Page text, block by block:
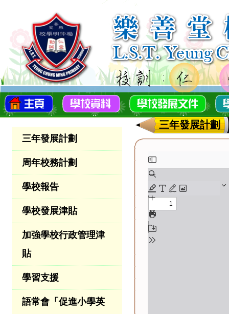
三年發展計劃
周年校務計劃
學校報告
學校發展津貼
加強學校行政管理津
貼
學習支援
語常會「促進小學英
三年發展計劃